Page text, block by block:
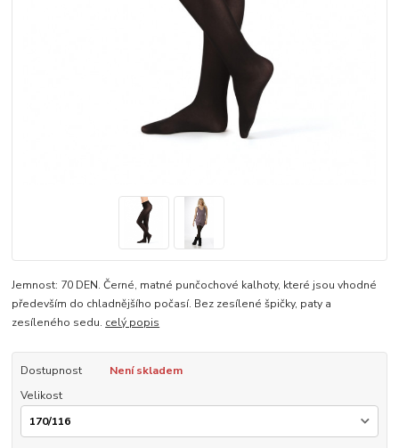
Jemnost: 70 DEN. Černé, matné punčochové kalhoty, které jsou vhodné
především do chladnějšího počasí. Bez zesílené špičky, paty a
zesíleného sedu. celý popis
Dostupnost
Není skladem
Velikost